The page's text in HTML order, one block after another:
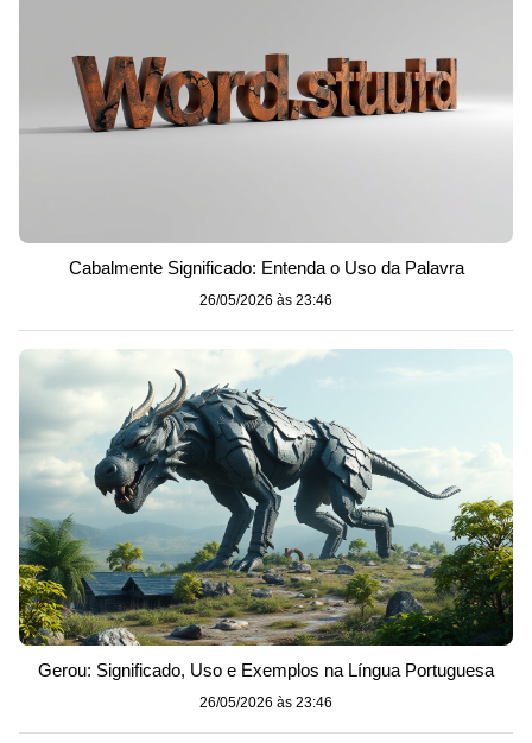
Cabalmente Significado: Entenda o Uso da Palavra
26/05/2026 às 23:46
Gerou: Significado, Uso e Exemplos na Língua Portuguesa
26/05/2026 às 23:46